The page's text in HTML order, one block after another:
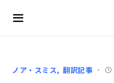
ノア・スミス 翻訳記事